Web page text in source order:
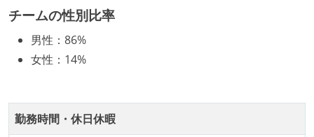
開発メンバーの裁量
OS やエディタ、IDE といった個人の環境は、各自の責
任で好きなものを使うことができる
参加している
タスクの見積もりは、実装を担当するメンバーが中心
チームの性別比率
男性 ： 86%
女性 ： 14%
勤務時間・休日休暇